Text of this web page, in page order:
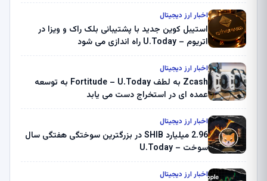
اخبار ارز دیجیتال
استیبل کوین جدید با پشتیبانی بلک راک و ویزا در
اتریوم – U.Today راه اندازی می شود
اخبار ارز دیجیتال
Zcash به لطف Fortitude – U.Today به توسعه
عمده ای در استخراج دست می یابد
اخبار ارز دیجیتال
2.96 میلیارد SHIB در بزرگترین سوختگی هفتگی سال
سوخت – U.Today
اخبار ارز دیجیتال